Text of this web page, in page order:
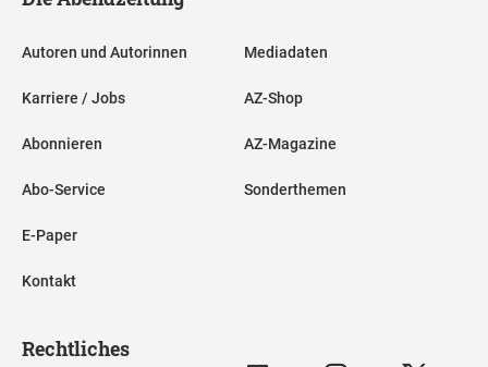
Autoren und Autorinnen
Karriere / Jobs
Abonnieren
Abo-Service
E-Paper
Kontakt
Mediadaten
AZ-Shop
AZ-Magazine
Sonderthemen
Rechtliches